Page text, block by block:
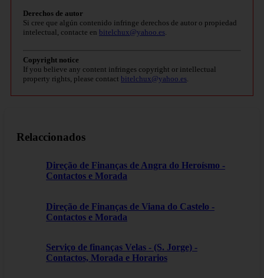
Derechos de autor
Si cree que algún contenido infringe derechos de autor o propiedad
intelectual, contacte en bitelchux@yahoo.es
Copyright notice
If you believe any content infringes copyright or intellectual
property rights, please contact bitelchux@yahoo.es
Relaccionados
Direção de Finanças de Angra do Heroísmo -
Contactos e Morada
Direção de Finanças de Viana do Castelo -
Contactos e Morada
Serviço de finanças Velas - (S. Jorge) -
Contactos, Morada e Horarios